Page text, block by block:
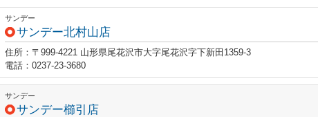
サンデー
サンデー北村山店
住所：〒999-4221 山形県尾花沢市大字尾花沢字下新田1359-3
電話：0237-23-3680
サンデー
サンデー櫛引店